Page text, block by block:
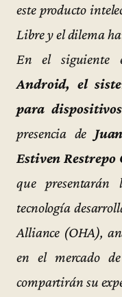
este producto
Libre y el dilema
En el siguiente
Android, el
para
presencia de
Estiven Restrepo
que presentarán
tecnología
Alliance (OHA),
en el mercado
compartirán su